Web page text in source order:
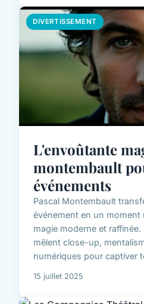
DIVERTISSEMENT
L'envoûtante
montembault
événements
Pascal Montembault
événement en un moment
magie moderne et raffinée.
mêlent close-up,
numériques pour captiver
15 juillet 2025